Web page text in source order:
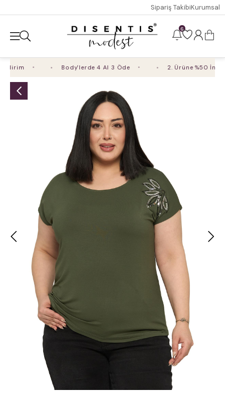
Sipariş TakibiKurumsal
6
Body'lerde 4 Al 3 Öde 2. Ürüne %50 İndirim